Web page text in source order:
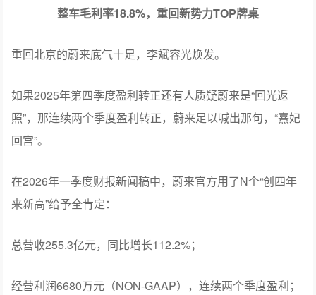
整车毛利率18.8%，重回新势力TOP牌桌
重回北京的蔚来底气十足，李斌容光焕发。
如果2025年第四季度盈利转正还有人质疑蔚来是“回光返
照”，那连续两个季度盈利转正，蔚来足以喊出那句，“熹妃
回宫”。
在2026年一季度财报新闻稿中，蔚来官方用了N个“创四年
来新高”给予全肯定：
总营收255.3亿元，同比增长112.2%；
经营利润6680万元（NON-GAAP），连续两个季度盈利；